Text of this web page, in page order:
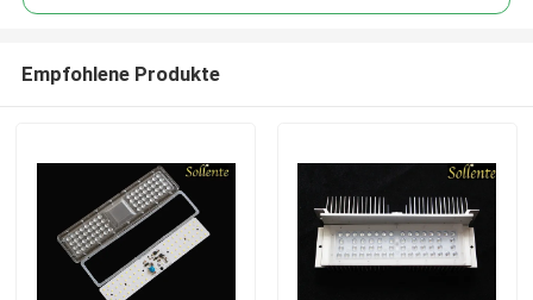
Empfohlene Produkte